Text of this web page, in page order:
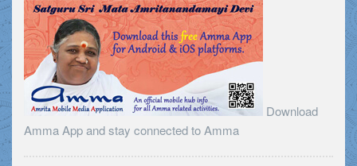
Download
Amma App and stay connected to Amma